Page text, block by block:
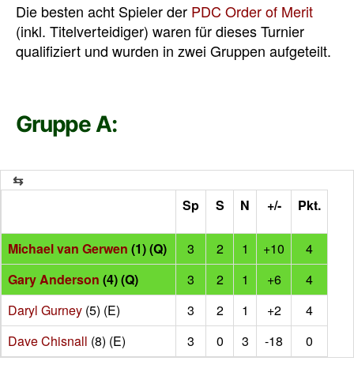
Die besten acht Spieler der PDC Order of Merit
(inkl. Titelverteidiger) waren für dieses Turnier
qualifiziert und wurden in zwei Gruppen aufgeteilt.
Gruppe A:
Sp S N +/- Pkt.
Michael van Gerwen (1) (Q) 3 2 1 +10
4
Gary Anderson (4) (Q) 3 2 1 +6
4
Daryl Gurney (5) (E) 3 2 1 +2
4
Dave Chisnall (8) (E) 3 0 3 -18 0